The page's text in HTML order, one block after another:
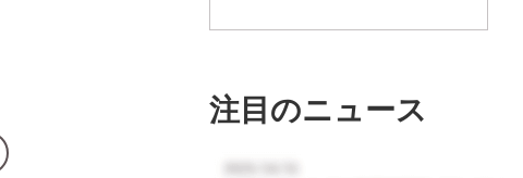
注目のニュース